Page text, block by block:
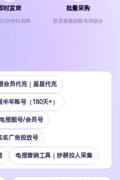
时发货
5分钟内到账
批量采购
联系客服获取专项报价
会员代充｜星星代充
半年账号（180天+）
电报靓号/会员号
名广告投放号
电报营销工具｜炒群拉人采集